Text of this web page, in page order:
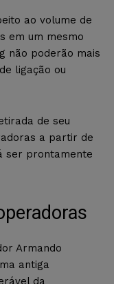
ao volume de
em um mesmo
não poderão mais
ligação ou
de seu
a partir de
ser prontamente
Armando
antiga
da